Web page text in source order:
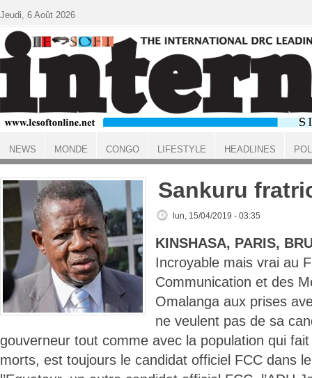
ACCUEIL
Sankuru
lun, 15/04/2019 - 03:35
KINSHASA, PARIS,
Incroyable mais vrai au
Communication et des
Omalanga aux prises
ne veulent pas de sa
gouverneur tout comme avec la population qui
morts, est toujours le candidat officiel FCC dans
Jeudi, 6 Août 2026
NEWS MONDE CONGO LIFESTYLE HEADLINES